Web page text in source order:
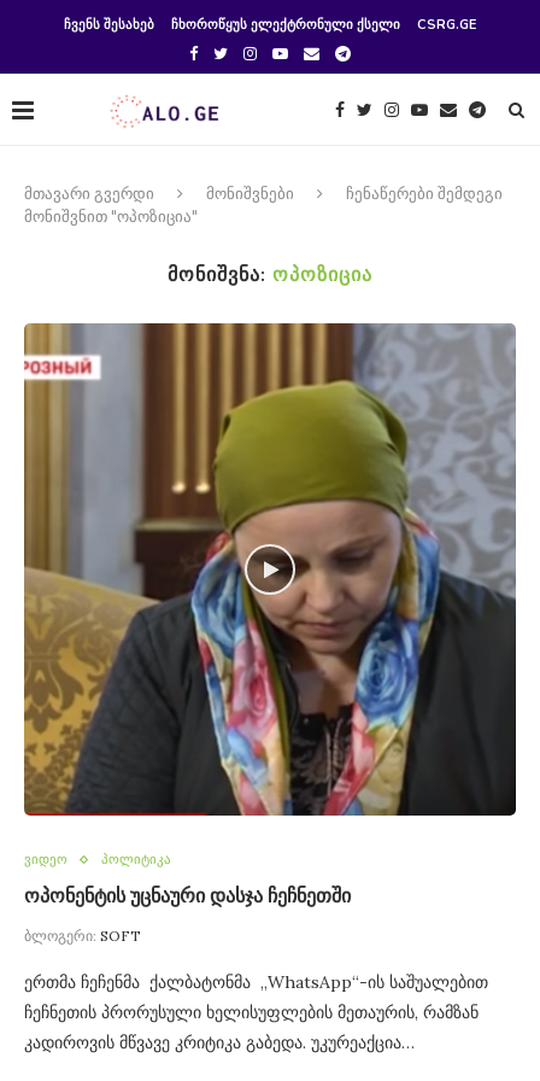
ᲩᲕᲔᲜᲡ ᲨᲔᲡᲐᲮᲔᲑ ᲩᲮᲝᲠᲝᲬᲧᲣᲡ ᲔᲚᲔᲥᲢᲠᲝᲜᲣᲚᲘ ᲥᲡᲔᲚᲘ CSRG.GE
მთავარი გვერდი მონიშვნები
ჩენაწერები შემდეგი
მონიშვნით "ოპოზიცია"
ᲛᲝᲜᲘᲨᲕᲜᲐ: ᲝᲞᲝᲖᲘᲪᲘᲐ
ვიდეო პოლიტიკა
ოპონენტის უცნაური დასჯა ჩეჩნეთში
ბლოგერი: SOFT
ერთმა ჩეჩენმა ქალბატონმა „WhatsApp“-ის საშუალებით
ჩეჩნეთის პრორუსული ხელისუფლების მეთაურის, რამზან
კადიროვის მწვავე კრიტიკა გაბედა. უკურეაქცია…